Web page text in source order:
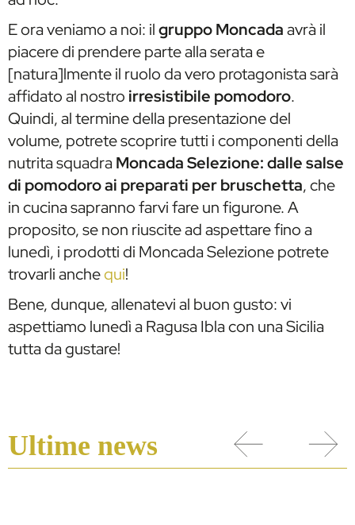
E ora veniamo a noi: ilgruppo Moncadaavrà il
piacere di prendere parte alla serata e
[natura]lmente il ruolo da vero protagonista sarà
affidato al nostro irresistibile pomodoro.
Quindi, al termine della presentazione del
volume, potrete scoprire tutti i componenti della
nutrita squadra Moncada Selezione: dalle salse
di pomodoro ai preparati per bruschetta, che
in cucina sapranno farvi fare un figurone. A
proposito, se non riuscite ad aspettare fino a
lunedì, i prodotti di Moncada Selezione potrete
trovarli anchequi!
Bene, dunque, allenatevi al buon gusto: vi
aspettiamo lunedì a Ragusa Ibla con una Sicilia
tutta da gustare!
Ultime news